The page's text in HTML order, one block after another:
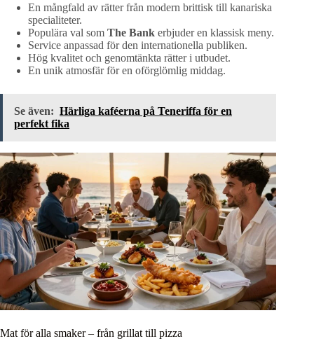
En mångfald av rätter från modern brittisk till kanariska
specialiteter.
Populära val som The Bank erbjuder en klassisk meny.
Service anpassad för den internationella publiken.
Hög kvalitet och genomtänkta rätter i utbudet.
En unik atmosfär för en oförglömlig middag.
Se även: Härliga kaféerna på Teneriffa för en
perfekt fika
Mat för alla smaker – från grillat till pizza